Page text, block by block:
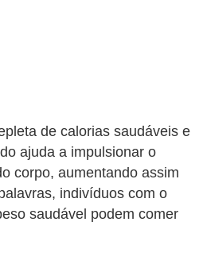
de calorias saudáveis ​​e
ajuda a impulsionar o
corpo, aumentando assim
indivíduos com o
saudável podem comer